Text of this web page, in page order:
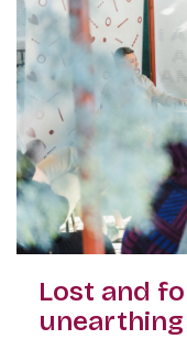
Lost and